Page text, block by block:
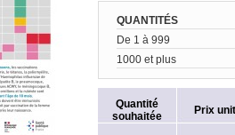
QUANTITÉS
De 1 à 999
1000 et plus
Quantité
souhaitée
Prix